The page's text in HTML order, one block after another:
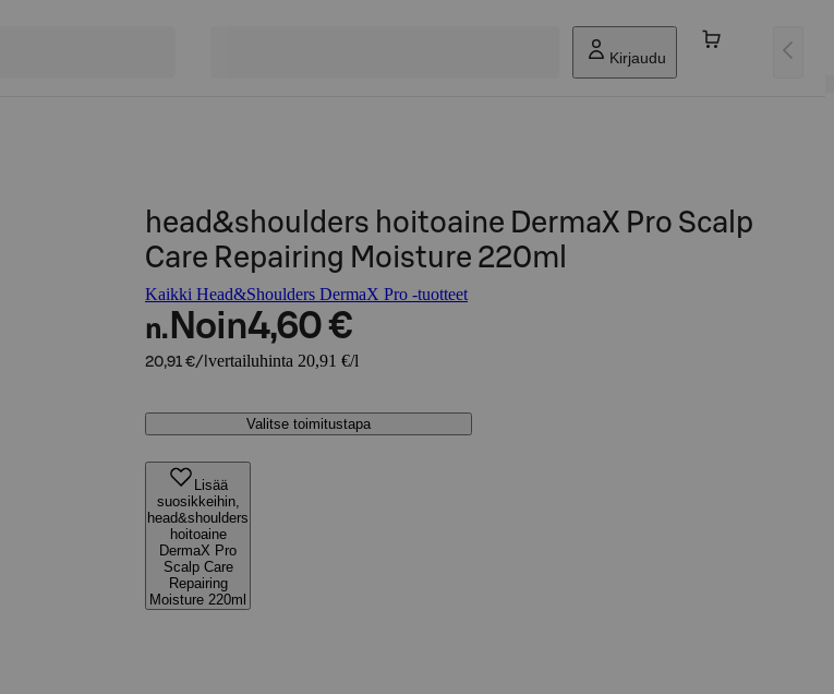
Kirjaudu
head&shoulders hoitoaine DermaX Pro Scalp
Care Repairing Moisture 220ml
Kaikki Head&Shoulders DermaX Pro -tuotteet
n. Noin4,60 €
20,91 €/l vertailuhinta 20,91 €/l
Valitse toimitustapa
Lisää
suosikkeihin,
head&shoulders
hoitoaine
DermaX Pro
Scalp Care
Repairing
Moisture 220ml